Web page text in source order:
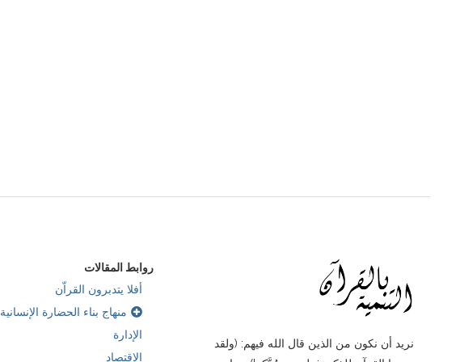
نريد أن نكون من الذين قال الله فيهم: (ولقد
روابط المقالات
أفلا يتدبرون القراّن
منهاج بناء الحضارة الإنسانية
الإدارة
الاقتصاد